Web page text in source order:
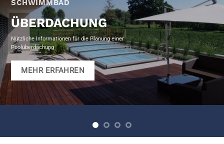
SCHWIMMBAD
ÜBERDACHUNG
Nützliche Informationen für die Planung einer
Poolüberdachung
MEHR ERFAHREN